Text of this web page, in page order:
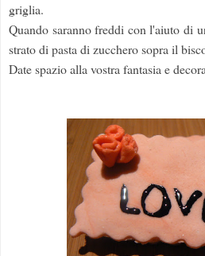
griglia.
Quando saranno freddi con l'aiuto di
strato di pasta di zucchero sopra il
Date spazio alla vostra fantasia e